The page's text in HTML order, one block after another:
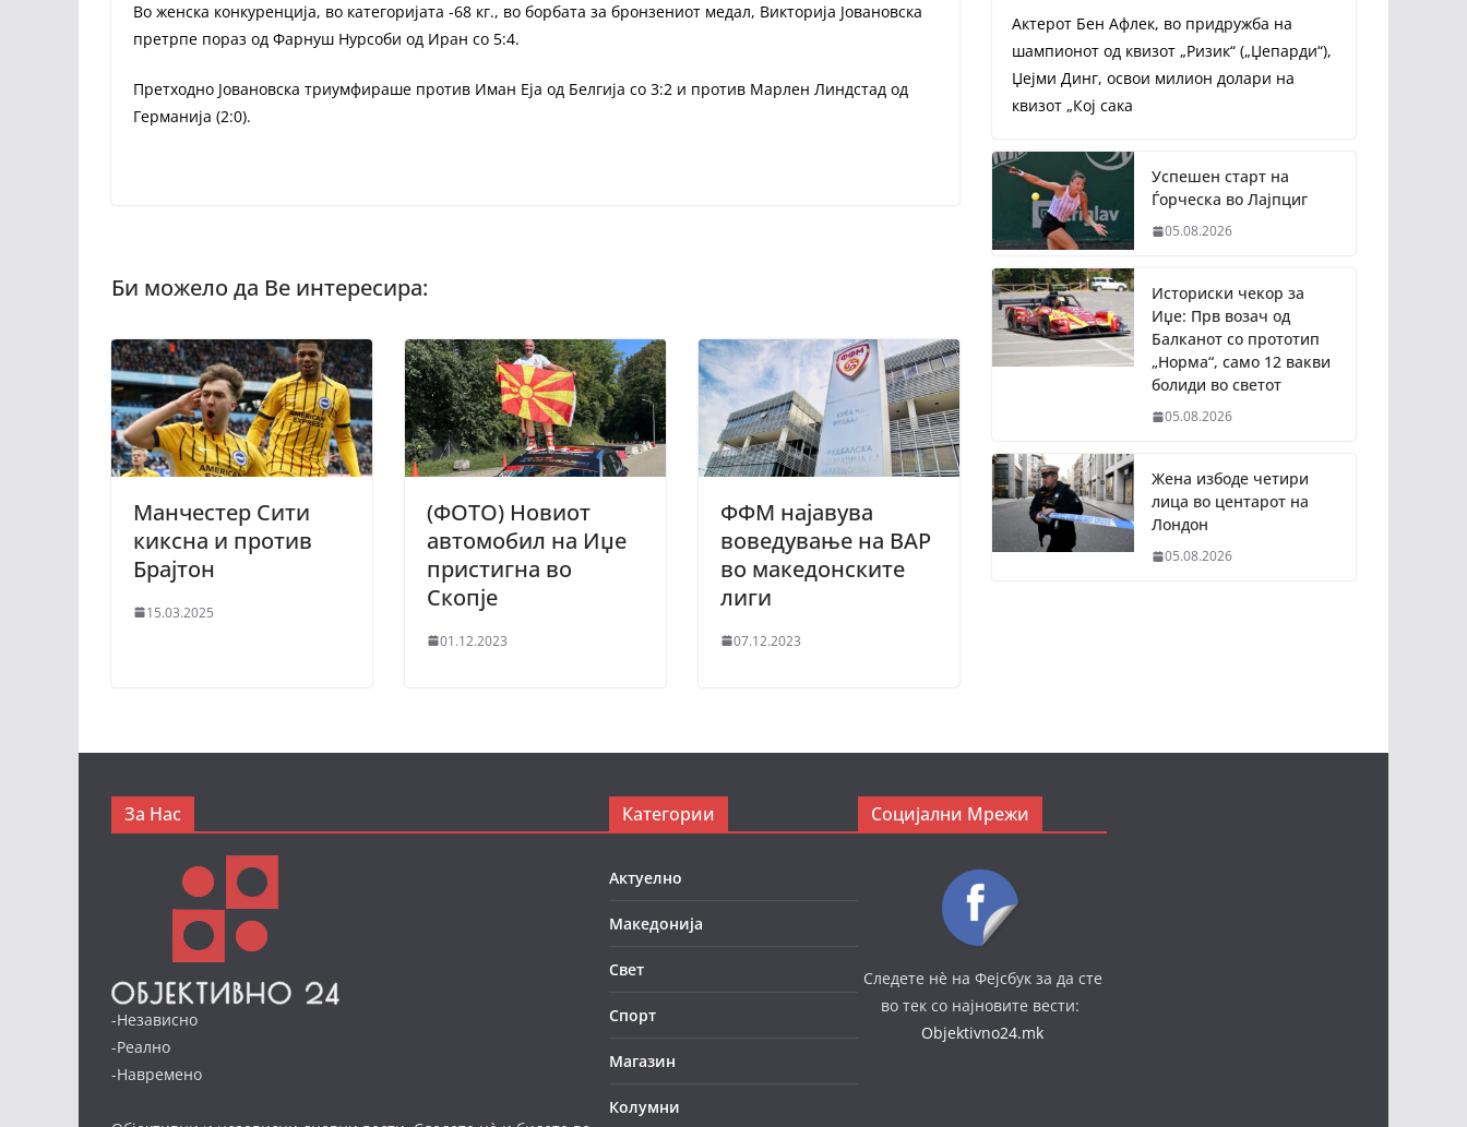
Во женска конкуренција, во категоријата -68 кг., во борбата за бронзениот медал, Викторија Јовановска
претрпе пораз од Фарнуш Нурсоби од Иран со 5:4.
Претходно Јовановска триумфираше против Иман Еја од Белгија со 3:2 и против Марлен Линдстад од
Германија (2:0).
Манчестер Сити
киксна и против
Брајтон
15.03.2025
(ФОТО) Новиот
автомобил на Иџе
пристигна во
Скопје
01.12.2023
ФФМ најавува
воведување на ВАР
во македонските
лиги
07.12.2023
Актерот Бен Афлек, во придружба на
шампионот од квизот „Ризик“ („Џепарди“),
Џејми Динг, освои милион долари на
квизот „Кој сака
Успешен старт на
Ѓорческа во Лајпциг
05.08.2026
Историски чекор за
Иџе: Прв возач од
Балканот со прототип
„Норма“, само 12 вакви
болиди во светот
05.08.2026
Жена избоде четири
лица во центарот на
Лондон
05.08.2026
За Нас
-Независно
-Реално
-Навремено
Категории
Актуелно
Македонија
Свет
Спорт
Магазин
Колумни
Социјални Мрежи
Следете нè на Фејсбук за да сте
во тек со најновите вести:
Objektivno24.mk